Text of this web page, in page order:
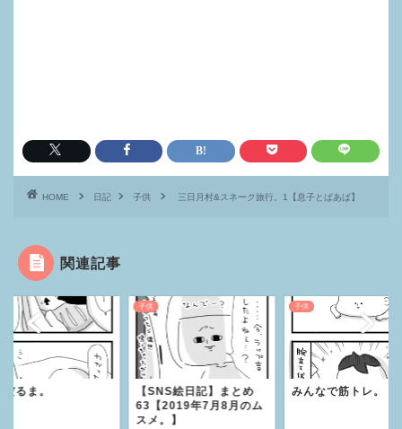
HOME 日記 子供 三日月村&スネーク旅行。1【息子とばあば】
関連記事
るま。
子供
【SNS絵日記】まとめ
63【2019年7月8月のム
スメ。】
子供
みんなで筋トレ。